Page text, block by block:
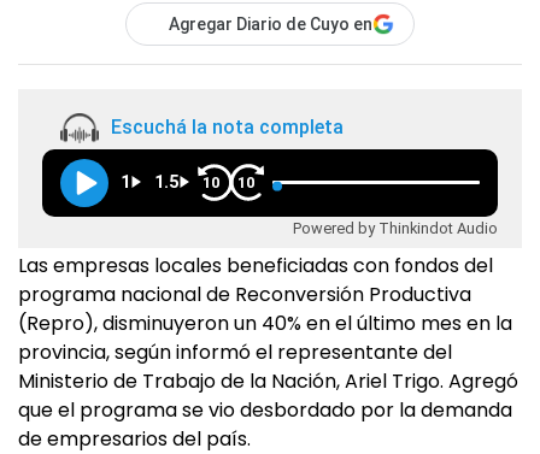
Agregar Diario de Cuyo en
Escuchá la nota completa
1 1.5 10 10
Powered by Thinkindot Audio
Las empresas locales beneficiadas con fondos del
programa nacional de Reconversión Productiva
(Repro), disminuyeron un 40% en el último mes en la
provincia, según informó el representante del
Ministerio de Trabajo de la Nación, Ariel Trigo. Agregó
que el programa se vio desbordado por la demanda
de empresarios del país.